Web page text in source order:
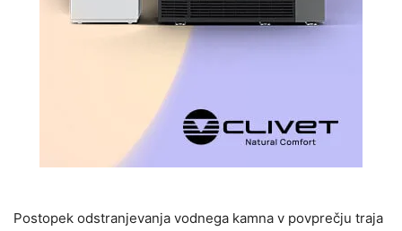
Postopek odstranjevanja vodnega kamna v povprečju traja